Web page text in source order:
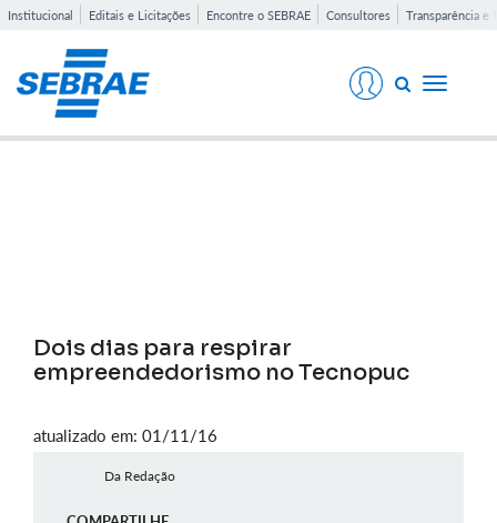
Institucional Editais e Licitações Encontre o SEBRAE Consultores Transparência e
Toggle
Dois dias para respirar
empreendedorismo no Tecnopuc
atualizado em: 01/11/16
Da Redação